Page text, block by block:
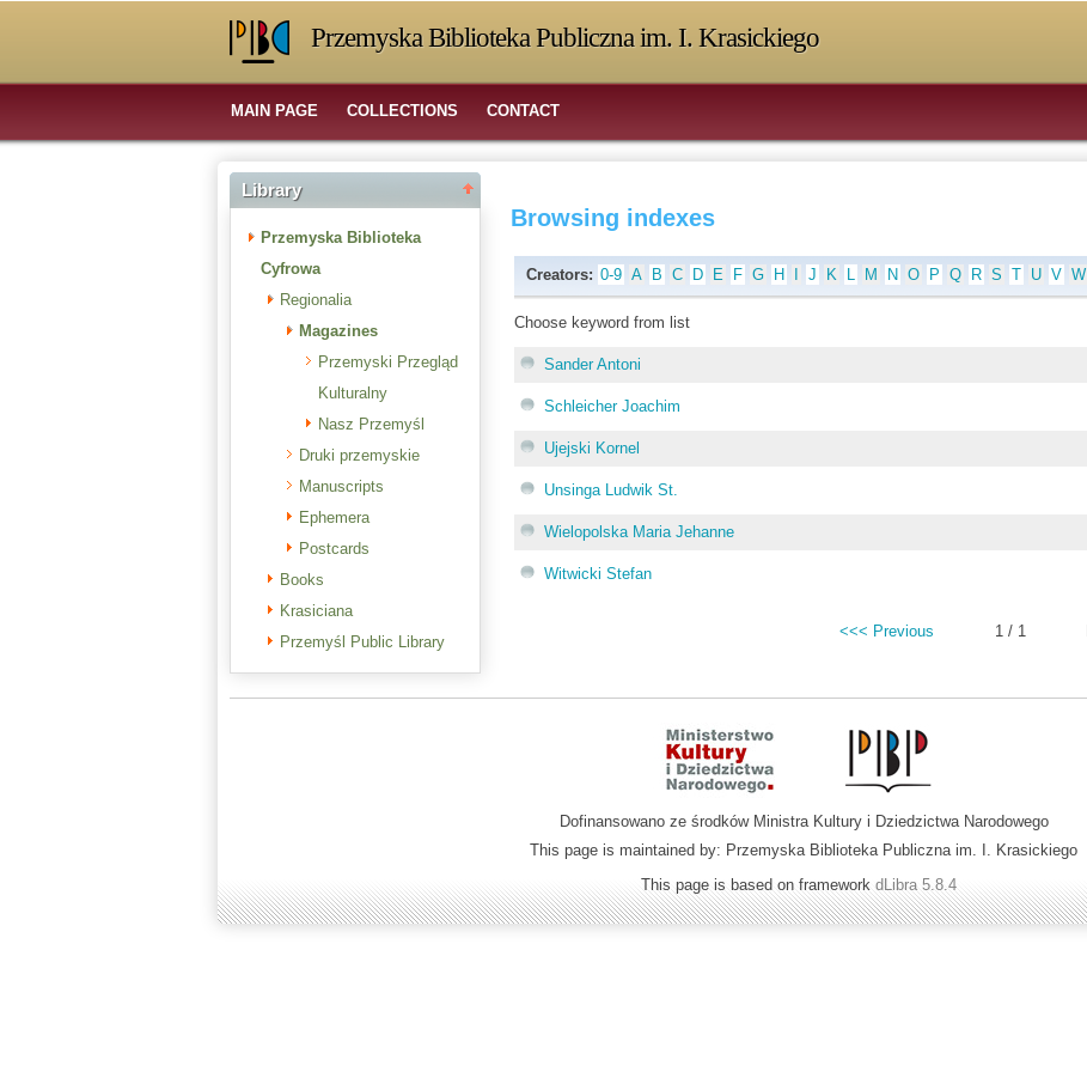
Przemyska Biblioteka Publiczna im. I. Krasickiego
MAIN PAGE COLLECTIONS CONTACT
Library
Przemyska Biblioteka
Cyfrowa
Regionalia
Magazines
Przemyski Przegląd
Kulturalny
Nasz Przemyśl
Druki przemyskie
Manuscripts
Ephemera
Postcards
Books
Krasiciana
Przemyśl Public Library
Browsing indexes
Creators: 0-9 A B C D E F G H J K L M N O P Q R S T U V W
Choose keyword from list
Sander Antoni
Schleicher Joachim
Ujejski Kornel
Unsinga Ludwik St.
Wielopolska Maria Jehanne
Witwicki Stefan
<<< Previous 1 / 1
Dofinansowano ze środków Ministra Kultury i Dziedzictwa Narodowego
This page is maintained by: Przemyska Biblioteka Publiczna im. I. Krasickiego
This page is based on framework dLibra 5.8.4